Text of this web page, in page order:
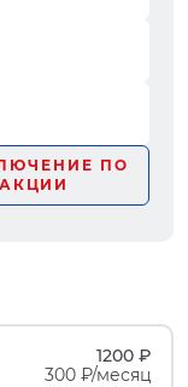
ПО
АКЦИИ
1200 ₽
300 ₽/месяц